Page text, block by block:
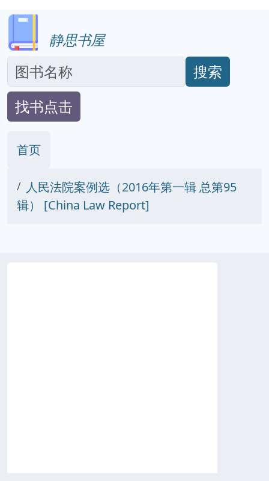
静思书屋
搜索
找书点击
首页
人民法院案例选（2016年第一辑 总第95
辑） [China Law Report]